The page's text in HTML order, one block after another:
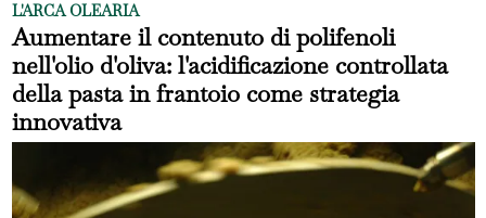
L'ARCA OLEARIA
Aumentare il contenuto di polifenoli
nell'olio d'oliva: l'acidificazione controllata
della pasta in frantoio come strategia
innovativa